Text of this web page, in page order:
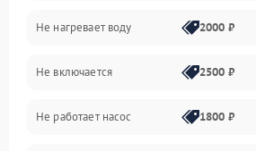
Датчики
Нагрев
Вода
Не нагревает воду 2000 ₽
Не включается 2500 ₽
Не работает насос 1800 ₽